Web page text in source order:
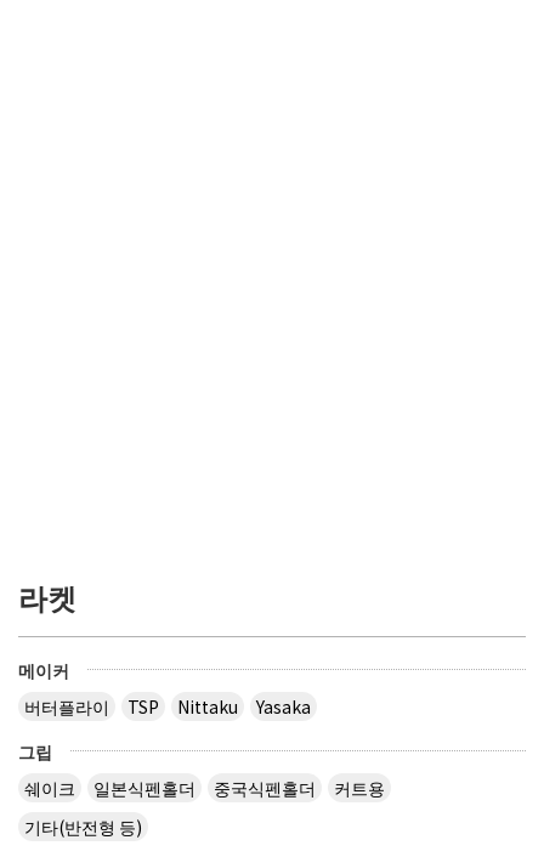
라켓
메이커
버터플라이
TSP Nittaku
Yasaka
그립
쉐이크
일본식펜홀더 중국식펜홀더
커트용
기타(반전형 등)